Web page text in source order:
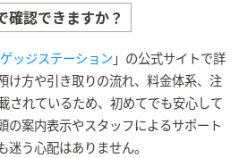
確認できますか？
ッジステーション」の公式サイトで詳
け方や引き取りの流れ、料金体系、注
されているため、初めてでも安心して
の案内表示やスタッフによるサポート
う心配はありません。